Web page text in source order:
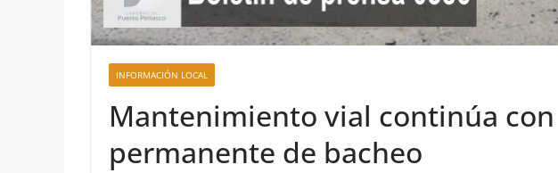
INFORMACIÓN LOCAL
Mantenimiento vial continúa
permanente de bacheo